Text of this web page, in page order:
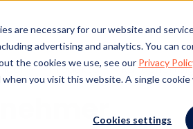
are necessary for our website and
advertising and analytics. You can
the cookies we use, see our Privacy
you visit this website. A single
Cookies settings
Produkte
für